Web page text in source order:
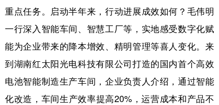
北京 天津 河北 山西
辽宁 吉林 上海 江苏
浙江 安徽 福建 江西
山东 河南 湖北 湖南
广东 广西 海南 重庆
重点任务。启动半年来，行动进展成效如何？毛伟明
一行深入智能车间、智慧工厂等，实地感受数字化赋
能为企业带来的降本增效、精明管理等喜人变化。来
到湖南红太阳光电科技有限公司打造的国内首个高效
电池智能制造生产车间，企业负责人介绍，通过智能
化改造，车间生产效率提高20%，运营成本和产品不